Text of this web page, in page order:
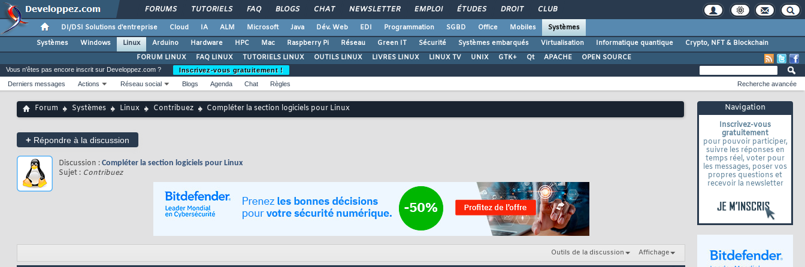
FORUMS TUTORIELS FAQ BLOGS CHAT NEWSLETTER EMPLOI ÉTUDES DROIT CLUB
DI/DSI Solutions d'entreprise Cloud IA ALM Microsoft Java Dév. Web EDI Programmation SGBD Office Mobiles
Systèmes
Systèmes
Windows Linux Arduino Hardware HPC Mac Raspberry Pi Réseau Green IT Sécurité Systèmes embarqués Virtualisation Informatique quantique
Crypto, NFT & Blockchain
FORUM LINUX
FAQ LINUX TUTORIELS LINUX OUTILS LINUX LIVRES LINUX LINUX TV UNIX GTK+ Qt APACHE OPEN SOURCE
Navigation
Inscrivez-vous
gratuitement
pour pouvoir participer,
suivre les réponses en
temps réel, voter pour
les messages, poser vos
propres questions et
recevoir la newsletter
Vous n'êtes pas encore inscrit sur Developpez.com ?
Inscrivez-vous gratuitement !
Derniers messages
Actions Réseau social Blogs Agenda Chat Règles Recherche avancée
Forum Systèmes Linux Contribuez Compléter la section logiciels pour Linux
+ Répondre à la discussion
Discussion : Compléter la section logiciels pour Linux
Sujet : Contribuez
Outils de la discussion Affichage